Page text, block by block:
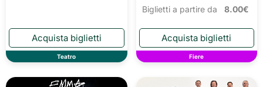
Teatro
Biglietti a partire da 8.00€
Fiere